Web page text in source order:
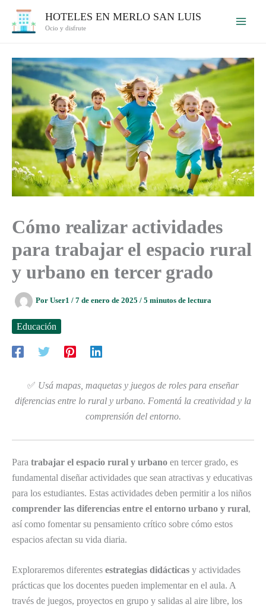
HOTELES EN MERLO SAN LUIS
Ocio y disfrute
Cómo realizar actividades
para trabajar el espacio rural
y urbano en tercer grado
Por User1 / 7 de enero de 2025 / 5 minutos de lectura
Educación
✅ Usá mapas, maquetas y juegos de roles para enseñar
diferencias entre lo rural y urbano. Fomentá la creatividad y la
comprensión del entorno.
Para trabajar el espacio rural y urbano en tercer grado, es
fundamental diseñar actividades que sean atractivas y educativas
para los estudiantes. Estas actividades deben permitir a los niños
comprender las diferencias entre el entorno urbano y rural,
así como fomentar su pensamiento crítico sobre cómo estos
espacios afectan su vida diaria.
Exploraremos diferentes estrategias didácticas y actividades
prácticas que los docentes pueden implementar en el aula. A
través de juegos, proyectos en grupo y salidas al aire libre, los